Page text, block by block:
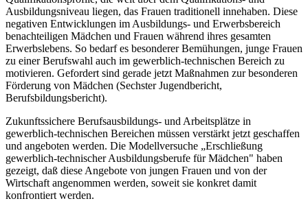
Ausbildungsniveau liegen, das Frauen traditionell innehaben. Diese
negativen Entwicklungen im Ausbildungs- und Erwerbsbereich
benachteiligen Mädchen und Frauen während ihres gesamten
Erwerbslebens. So bedarf es besonderer Bemühungen, junge Frauen
zu einer Berufswahl auch im gewerblich-technischen Bereich zu
motivieren. Gefordert sind gerade jetzt Maßnahmen zur besonderen
Förderung von Mädchen (Sechster Jugendbericht,
Berufsbildungsbericht).
Zukunftssichere Berufsausbildungs- und Arbeitsplätze in
gewerblich-technischen Bereichen müssen verstärkt jetzt geschaffen
und angeboten werden. Die Modellversuche „Erschließung
gewerblich-technischer Ausbildungsberufe für Mädchen" haben
gezeigt, daß diese Angebote von jungen Frauen und von der
Wirtschaft angenommen werden, soweit sie konkret damit
konfrontiert werden.